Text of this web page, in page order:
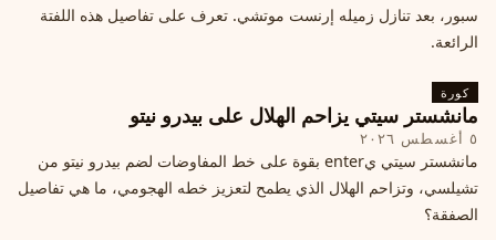
سبور، بعد تنازل زميله إرنست موتشي. تعرف على تفاصيل هذه اللفتة
الرائعة.
كورة
مانشستر سيتي يزاحم الهلال على بيدرو نيتو
٥ أغسطس ٢٠٢٦
مانشستر سيتي يenter بقوة على خط المفاوضات لضم بيدرو نيتو من
تشيلسي، وتزاحم الهلال الذي يطمح لتعزيز خطه الهجومي، ما هي تفاصيل
الصفقة؟